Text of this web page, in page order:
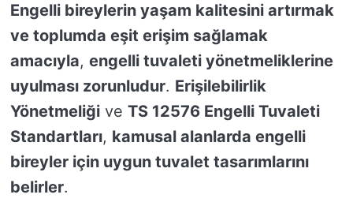
Engelli bireylerin yaşam kalitesini artırmak
ve toplumda eşit erişim sağlamak
amacıyla, engelli tuvaleti yönetmeliklerine
uyulması zorunludur. Erişilebilirlik
Yönetmeliği ve TS 12576 Engelli Tuvaleti
Standartları, kamusal alanlarda engelli
bireyler için uygun tuvalet tasarımlarını
belirler.